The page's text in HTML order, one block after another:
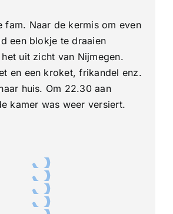
fam. Naar de kermis om even
een blokje te draaien
uit zicht van Nijmegen.
en een kroket, frikandel enz.
huis. Om 22.30 aan
kamer was weer versiert.